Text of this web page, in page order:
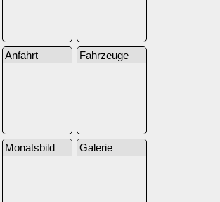
Anfahrt Fahrzeuge
Monatsbild Galerie